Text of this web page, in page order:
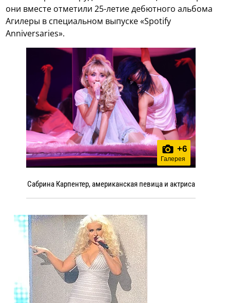
они вместе отметили 25-летие дебютного альбома
Агилеры в специальном выпуске «Spotify
Anniversaries».
+6
Галерея
Сабрина Карпентер, американская певица и актриса